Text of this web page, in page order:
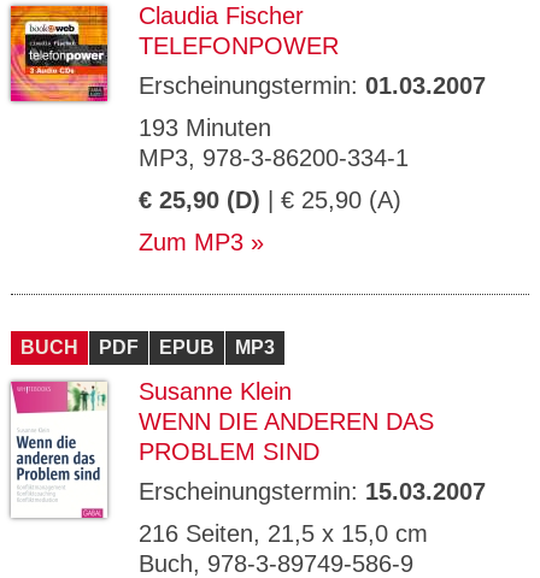
Claudia Fischer
TELEFONPOWER
Erscheinungstermin: 01.03.2007
193 Minuten
MP3, 978-3-86200-334-1
€ 25,90 (D) | € 25,90 (A)
Zum MP3
BUCH PDF EPUB MP3
Susanne Klein
WENN DIE ANDEREN DAS
PROBLEM SIND
Erscheinungstermin: 15.03.2007
216 Seiten, 21,5 x 15,0 cm
Buch, 978-3-89749-586-9